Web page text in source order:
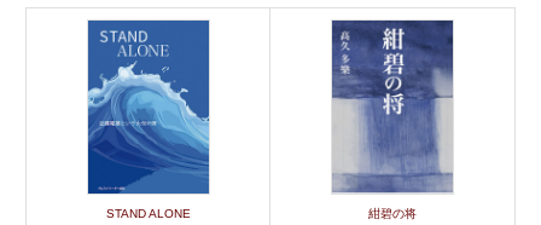
STAND ALONE 紺碧の将